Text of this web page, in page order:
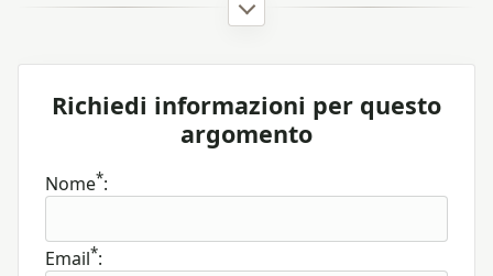
Richiedi informazioni per questo
argomento
Nome*:
Email*: